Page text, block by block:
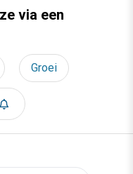
via een
Groei